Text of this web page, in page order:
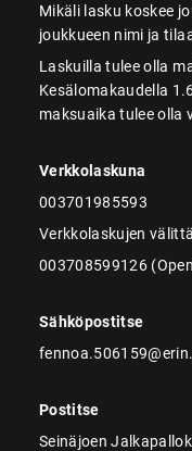
Mikäli lasku koskee
joukkueen nimi ja
Laskuilla tulee olla
Kesälomakaudella
maksuaika tulee olla
Verkkolaskuna
003701985593
Verkkolaskujen
003708599126
Sähköpostitse
Postitse
Seinäjoen